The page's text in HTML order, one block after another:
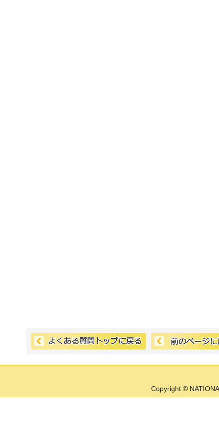
Copyright ©